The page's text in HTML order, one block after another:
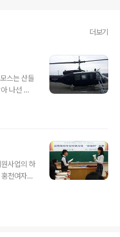
더보기
스는 산들
나선 곳
임한 옥
진첩을
가 여기가
러 온 적
이 나섰
사업의 하
천여자중
까지 토론